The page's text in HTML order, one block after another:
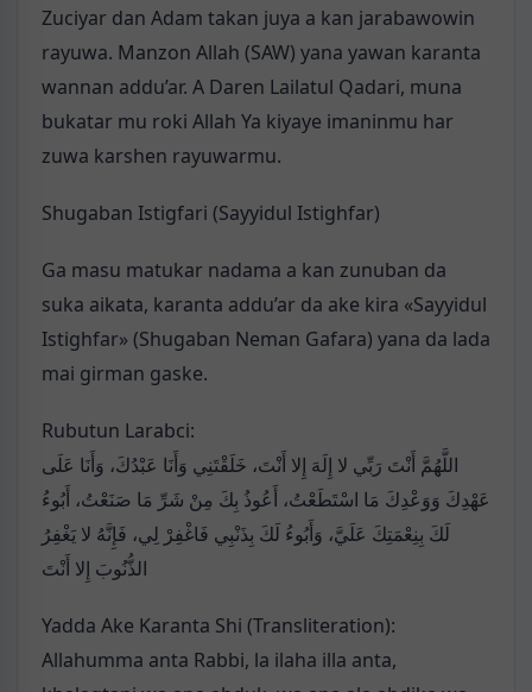
Zuciyar dan Adam takan juya a kan jarabawowin
rayuwa. Manzon Allah (SAW) yana yawan karanta
wannan addu’ar. A Daren Lailatul Qadari, muna
bukatar mu roki Allah Ya kiyaye imaninmu har
zuwa karshen rayuwarmu.
Shugaban Istigfari (Sayyidul Istighfar)
Ga masu matukar nadama a kan zunuban da
suka aikata, karanta addu’ar da ake kira «Sayyidul
Istighfar» (Shugaban Neman Gafara) yana da lada
mai girman gaske.
Rubutun Larabci:
اللَّهُمَّ أَنْتَ رَبِّي لا إِلَهَ إِلا أَنْتَ، خَلَقْتَنِي وَأَنَا عَبْدُكَ، وَأَنَا عَلَى
عَهْدِكَ وَوَعْدِكَ مَا اسْتَطَعْتُ، أَعُوذُ بِكَ مِنْ شَرِّ مَا صَنَعْتُ، أَبُوءُ
لَكَ بِنِعْمَتِكَ عَلَيَّ، وَأَبُوءُ لَكَ بِذَنْبِي فَاغْفِرْ لِي، فَإِنَّهُ لا يَغْفِرُ
الذُّنُوبَ إِلا أَنْتَ
Yadda Ake Karanta Shi (Transliteration):
Allahumma anta Rabbi, la ilaha illa anta,